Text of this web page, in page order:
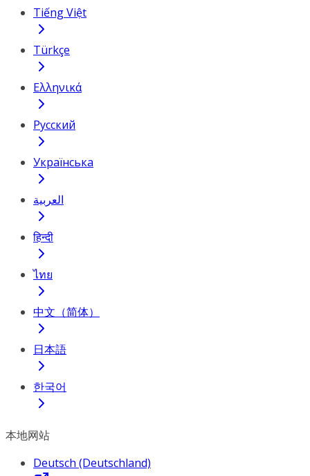
Tiếng Việt
Türkçe
Ελληνικά
Русский
Українська
العربية
हिन्दी
ไทย
中文（简体）
日本語
한국어
本地网站
Deutsch (Deutschland)